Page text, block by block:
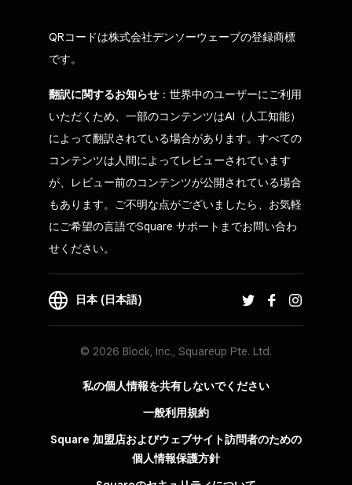
QRコードは株式会社デンソーウェーブの登録商標
です。
翻訳に関するお知らせ ：世界中のユーザーにご利用
いただくため、一部のコンテンツはAI（人工知能）
によって翻訳されている場合があります。すべての
コンテンツは人間によってレビューされています
が、レビュー前のコンテンツが公開されている場合
もあります。ご不明な点がございましたら、お気軽
にご希望の言語でSquare サポートまでお問い合わ
せください。
日本 (日本語)
© 2026 Block, Inc., Squareup Pte. Ltd.
私の個人情報を共有しないでください
一般利用規約
Square 加盟店およびウェブサイト訪問者の​ための​
個人情報保護方針​